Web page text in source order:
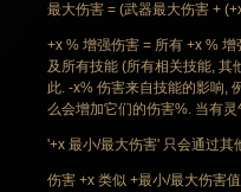
最大伤害 = (武器最大伤害 +
+x % 增强伤害 = 所有 +x %
及所有技能 (所有相关技能, 其
此. -x% 伤害来自技能的影响,
么会增加它们的伤害%. 当有
'+x 最小/最大伤害' 只会通过
伤害 +x 类似 +最小/最大伤害